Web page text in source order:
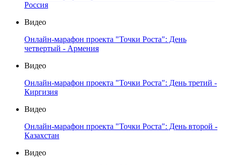
Россия
Видео
Онлайн-марафон проекта "Точки Роста": День
четвертый - Армения
Видео
Онлайн-марафон проекта "Точки Роста": День третий -
Киргизия
Видео
Онлайн-марафон проекта "Точки Роста": День второй -
Казахстан
Видео